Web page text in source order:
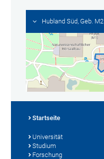
Hubland Süd, Geb. M2
Startseite
Universität
Studium
Forschung